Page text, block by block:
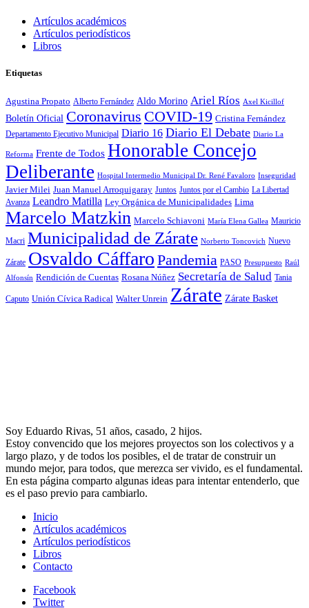
Artículos académicos
Artículos periodísticos
Libros
Etiquetas
Agustina Propato Alberto Fernández Aldo Morino Ariel Ríos Axel Kicillof
Boletín Oficial Coronavirus COVID-19 Cristina Fernández
Departamento Ejecutivo Municipal Diario 16 Diario El Debate Diario La
Reforma Frente de Todos Honorable Concejo
Deliberante Hospital Intermedio Municipal Dr. René Favaloro Inseguridad
Javier Milei Juan Manuel Arroquigaray Juntos Juntos por el Cambio La Libertad
Avanza Leandro Matilla Ley Orgánica de Municipalidades Lima
Marcelo Matzkin Marcelo Schiavoni María Elena Gallea Mauricio
Macri Municipalidad de Zárate Norberto Toncovich Nuevo
Zárate Osvaldo Cáffaro Pandemia PASO Presupuesto Raúl
Alfonsín Rendición de Cuentas Rosana Núñez Secretaría de Salud Tania
Caputo Unión Cívica Radical Walter Unrein Zárate Zárate Basket
Soy Eduardo Rivas, 51 años, casado, 2 hijos.
Estoy convencido que los mejores proyectos son los colectivos y a
largo plazo, y de todos los posibles, el de tratar de construir un
mundo mejor, para todos, que merezca ser vivido, es el fundamental.
En esta página comparto algunas ideas para intentar entenderlo, que
es el paso previo para cambiarlo.
Inicio
Artículos académicos
Artículos periodísticos
Libros
Contacto
Facebook
Twitter